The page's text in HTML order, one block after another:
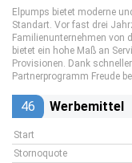
Elpumps bietet moderne
Standart. Vor fast drei
Familienunternehmen von
bietet ein hohe Maß an
Provisionen. Dank
Partnerprogramm Freude
46 Werbemittel
Start
Stornoquote